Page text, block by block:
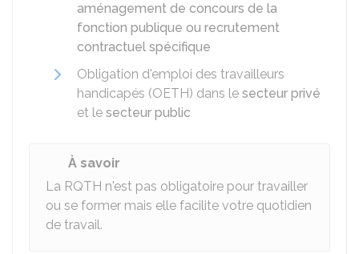
aménagement de concours de la
fonction publique ou recrutement
contractuel spécifique
Obligation d'emploi des travailleurs
handicapés (OETH) dans le secteur privé
et le secteur public
À savoir
La RQTH n'est pas obligatoire pour travailler
ou se former mais elle facilite votre quotidien
de travail.